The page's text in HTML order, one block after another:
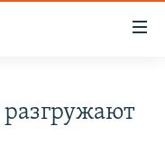
разгружают